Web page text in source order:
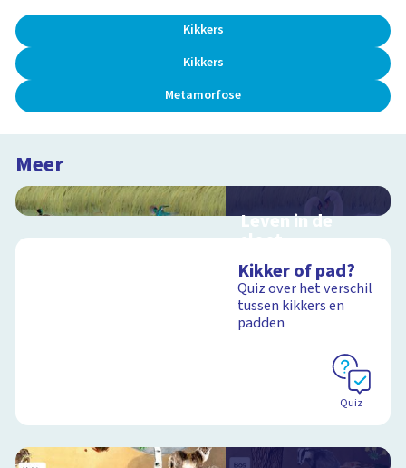
Kikkers
Kikkers
Metamorfose
Meer
Leven in de
sloot
schoolplaat over het
slootleven
Schoolplaat
Kikker of pad?
Quiz over het verschil
tussen kikkers en
padden
Quiz